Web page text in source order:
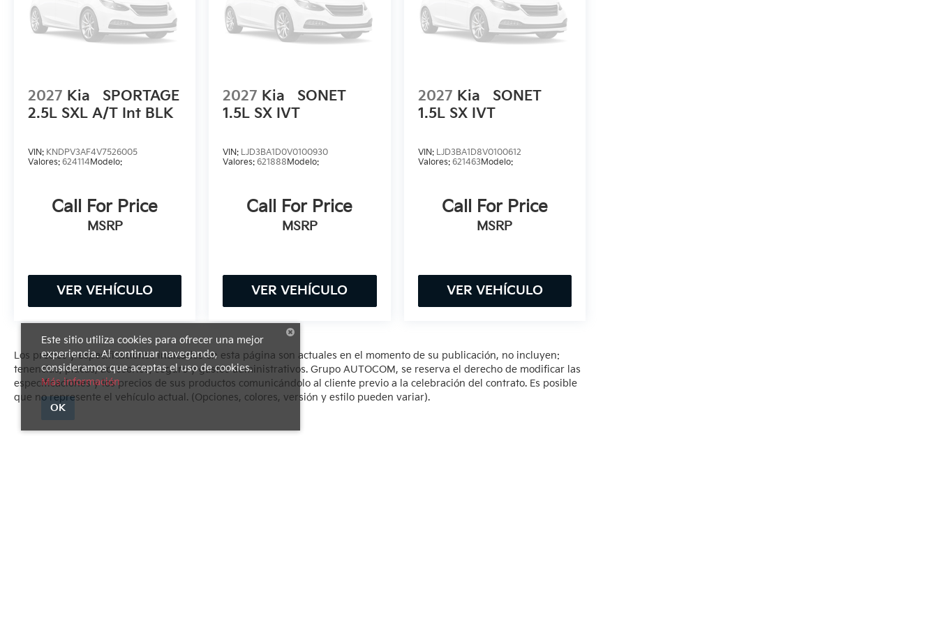
2027 Kia
SPORTAGE
2.5L SXL A/T Int BLK
VIN: KNDPV3AF4V7526005
Valores: 624114Modelo:
Call For Price
MSRP
VER VEHÍCULO
2027 Kia
SONET
1.5L SX IVT
VIN: LJD3BA1D0V0100930
Valores:621888 Modelo:
Call For Price
MSRP
VER VEHÍCULO
2027 Kia
SONET
1.5L SX IVT
VIN: LJD3BA1D8V0100612
Valores: 621463Modelo:
Call For Price
MSRP
VER VEHÍCULO
Los precios y especificaciones indicados en esta página son actuales en el momento de su publicación, no incluyen:
tenencias, placas, accesorios, seguro y gastos administrativos. Grupo AUTOCOM, se reserva el derecho de modificar las
especificaciones y los precios de sus productos comunicándolo al cliente previo a la celebración del contrato. Es posible
que no represente el vehículo actual. (Opciones, colores, versión y estilo pueden variar).
Este sitio utiliza cookies para ofrecer una mejor
experiencia. Al continuar navegando,
consideramos que aceptas el uso de cookies.
Más información
OK